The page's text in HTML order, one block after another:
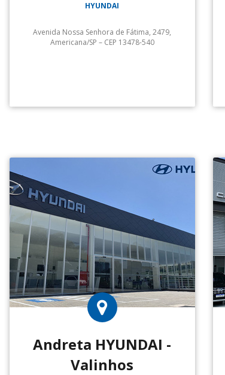
HYUNDAI
Avenida Nossa Senhora de Fátima, 2479,
Americana/SP – CEP 13478-540
Andreta HYUNDAI -
Valinhos